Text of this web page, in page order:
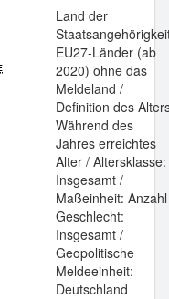
Land der
EU27-Länder (ab
2020) ohne das
Meldeland /
Definition des
Während des
Jahres erreichtes
Alter / Altersklasse:
Insgesamt /
Maßeinheit:
Geschlecht:
Insgesamt /
Geopolitische
Meldeeinheit:
Deutschland